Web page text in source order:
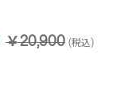
￥20,900 (税込)